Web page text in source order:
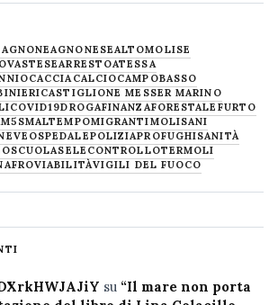
AGNONEAGNONESEALTOMOLISE
ARRESTOATESSA
CACCIACALCIOCAMPOBASSO
CASTIGLIONE MESSER MARINO
COVID19DROGAFINANZAFORESTALE FURTO
M5SMALTEMPOMIGRANTIMOLISANI
OSPEDALEPOLIZIAPROFUGHISANITÀ
SCUOLASELECONTROLLOTERMOLI
VIABILITÀVIGILI DEL FUOCO
su “Il mare non porta